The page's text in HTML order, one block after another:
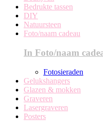
Bedrukte tassen
DIY
Natuursteen
Foto/naam cadeau
In Foto/naam
Fotosieraden
Gelukshangers
Glazen & mokken
Graveren
Lasergraveren
Posters